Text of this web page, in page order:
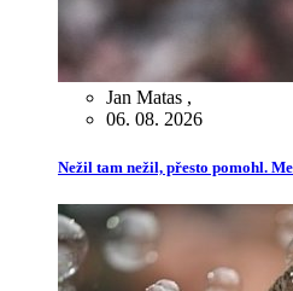
Jan Matas ,
06. 08. 2026
Nežil tam nežil, přesto pomohl.